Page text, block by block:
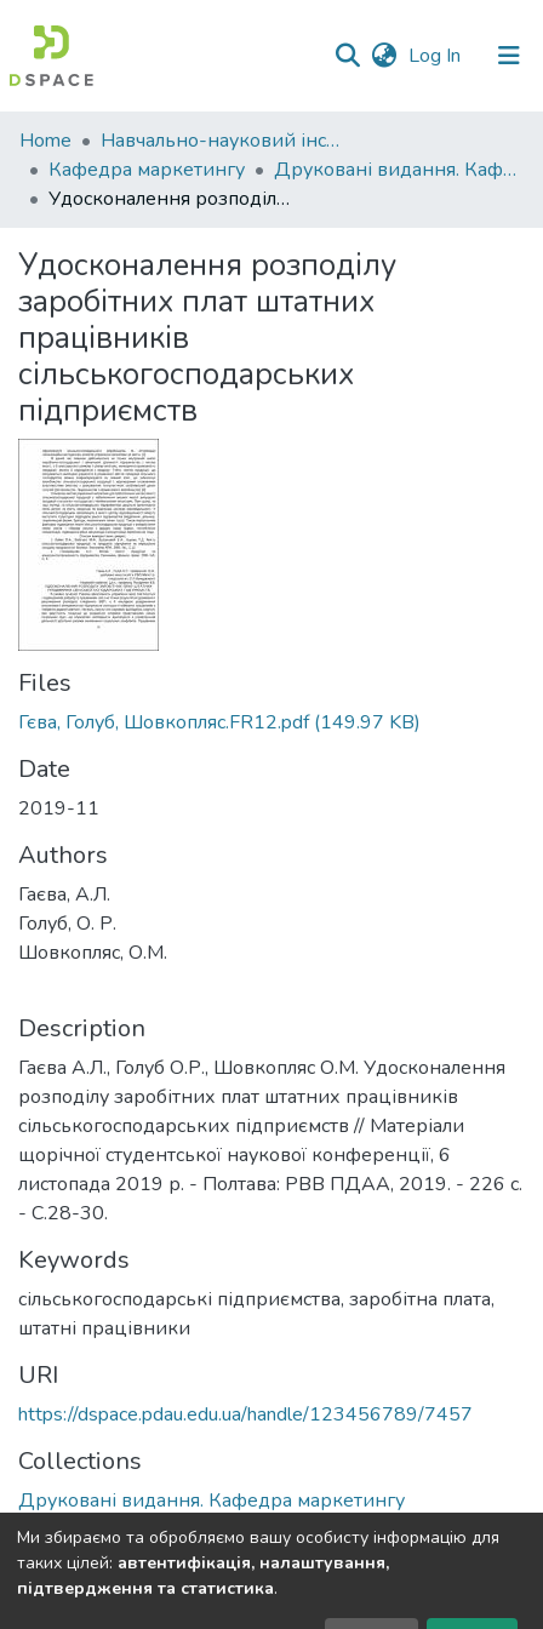
Log In (current)
Communities
&
Collections
Statistics
Home
Навчально-науковий інститут економіки, управління, права та інформаційних технологій
Кафедра маркетингу
Друковані видання. Кафедра маркетингу
Удосконалення розподілу заробітних плат штатних працівників сільськогосподарських підприємств
Удосконалення розподілу
заробітних плат штатних
працівників
сільськогосподарських
підприємств
Files
Гєва, Голуб, Шовкопляс.FR12.pdf(149.97 KB)
Date
2019-11
Authors
Гаєва, А.Л.
Голуб, О. Р.
Шовкопляс, О.М.
Description
Гаєва А.Л., Голуб О.Р., Шовкопляс О.М. Удосконалення
розподілу заробітних плат штатних працівників
сільськогосподарських підприємств // Матеріали
щорічної студентської наукової конференції, 6
листопада 2019 р. - Полтава: РВВ ПДАА, 2019. - 226 с.
- С.28-30.
Keywords
сільськогосподарські підприємства, заробітна плата,
штатні працівники
URI
https://dspace.pdau.edu.ua/handle/123456789/7457
Collections
Друковані видання. Кафедра маркетингу
Full item page
Ми збираємо та обробляємо вашу особисту інформацію для
таких цілей: автентифікація, налаштування,
підтвердження та статистика.